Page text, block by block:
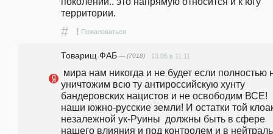
территории.
# ! Пожаловаться
Товарищ ФАБ — (7018) 13.05 в 11:11
уничтожим всю ту антироссийскую хунту
бандеровских нацистов и не освободим ВСЕ!
наши южно-русские земли! И остатки той
незалежной ук-Руины  должны быть в сфере
нашего влияния и под контролем и в